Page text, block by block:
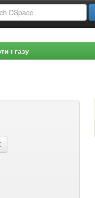
і газу